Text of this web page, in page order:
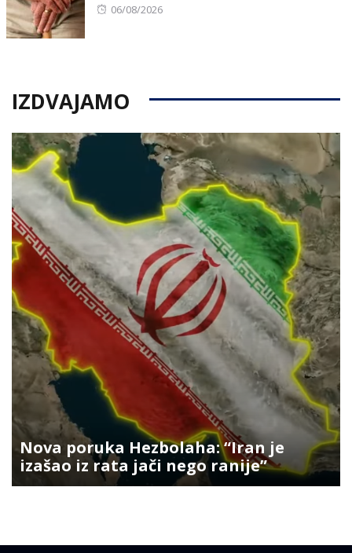
Posted
06/08/2026
IZDVAJAMO
Nova poruka Hezbolaha: “Iran je
izašao iz rata jači nego ranije”